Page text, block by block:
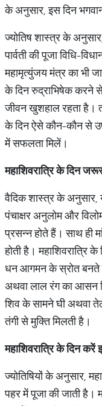
के अनुसार, इस दिन भगवान
ज्योतिष शास्त्र के
पार्वती की पूजा विधि-
महामृत्युंजय मंत्र का भी
के दिन रुद्राभिषेक करने से
जीवन खुशहाल रहता है।
के दिन ऐसे कौन-कौन से
में सफलता मिलें।
महाशिवरात्रिकेदिन
वैदिक शास्त्र के अनुसार,
पंचाक्षर अनुलोम और
प्रसन्न होते हैं। साथ ही
होती है। महाशिवरात्रि
धन आगमन के स्रोत बनते
अथवा लाल रंग का आसन
शिव के सामने घी अथवा
तंगी से मुक्ति मिलती है।
महाशिवरात्रिकेदिनकरें
ज्योतिषियों के अनुसार,
पहर में पूजा की जाती है।